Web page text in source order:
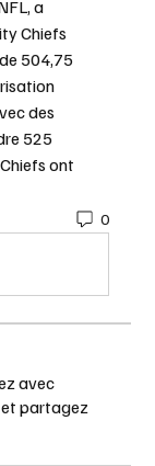
a
Chiefs
504,75
des
525
ont
0
avec
et partagez